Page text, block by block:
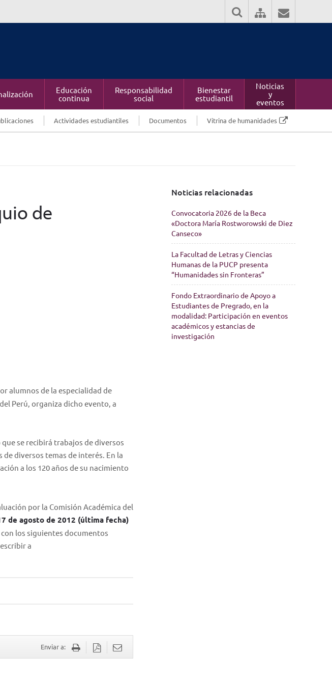
Educación
continua
Responsabilidad
social
Bienestar
estudiantil
Noticias
y
eventos
Actividades estudiantiles Documentos Vitrina de humanidades
de
alumnos de la especialidad de
Perú, organiza dicho evento, a
se recibirá trabajos de diversos
diversos temas de interés. En la
a los 120 años de su nacimiento
por la Comisión Académica del
de agosto de 2012 (última fecha)
los siguientes documentos
a
Enviar a:
Noticias relacionadas
Convocatoria 2026 de la Beca
«Doctora María Rostworowski de Diez
Canseco»
La Facultad de Letras y Ciencias
Humanas de la PUCP presenta
“Humanidades sin Fronteras”
Fondo Extraordinario de Apoyo a
Estudiantes de Pregrado, en la
modalidad: Participación en eventos
académicos y estancias de
investigación